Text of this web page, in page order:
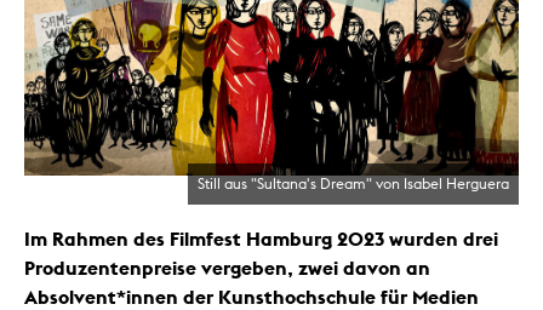
Still aus "Sultana's Dream" von Isabel Herguera
Im Rahmen des Filmfest Hamburg 2023 wurden drei
Produzentenpreise vergeben, zwei davon an
Absolvent*innen der Kunsthochschule für Medien